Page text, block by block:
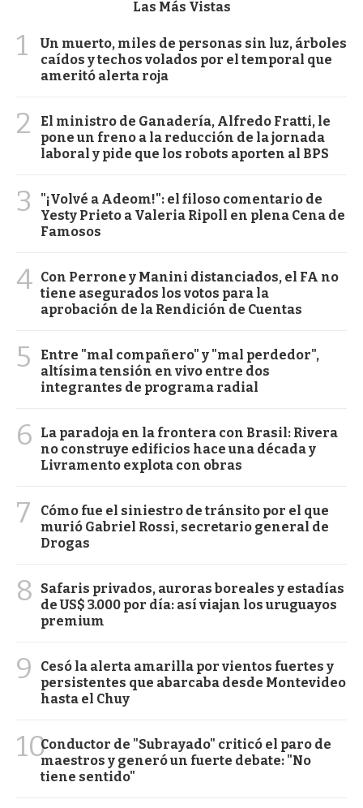
Las Más Vistas
1
Un muerto, miles de personas sin luz, árboles
caídos y techos volados por el temporal que
ameritó alerta roja
2
El ministro de Ganadería, Alfredo Fratti, le
pone un freno a la reducción de la jornada
laboral y pide que los robots aporten al BPS
3
"¡Volvé a Adeom!": el filoso comentario de
Yesty Prieto a Valeria Ripoll en plena Cena de
Famosos
4 Con Perrone y Manini distanciados, el FA no
tiene asegurados los votos para la
aprobación de la Rendición de Cuentas
5
Entre "mal compañero" y "mal perdedor",
altísima tensión en vivo entre dos
integrantes de programa radial
6
La paradoja en la frontera con Brasil: Rivera
no construye edificios hace una década y
Livramento explota con obras
7
Cómo fue el siniestro de tránsito por el que
murió Gabriel Rossi, secretario general de
Drogas
8
Safaris privados, auroras boreales y estadías
de US$ 3.000 por día: así viajan los uruguayos
premium
9
Cesó la alerta amarilla por vientos fuertes y
persistentes que abarcaba desde Montevideo
hasta el Chuy
10Conductor de "Subrayado" criticó el paro de
maestros y generó un fuerte debate: "No
tiene sentido"